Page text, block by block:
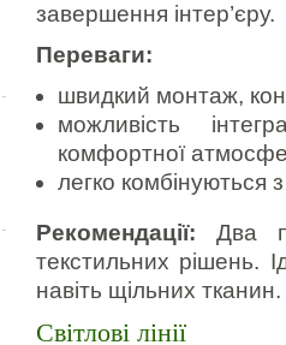
завершення інтер’єру.
Переваги:
швидкий монтаж,
можливість
комфортної
легко комбінуються
Рекомендації: Два
текстильних рішень.
навіть щільних тканин.
Світлові лінії